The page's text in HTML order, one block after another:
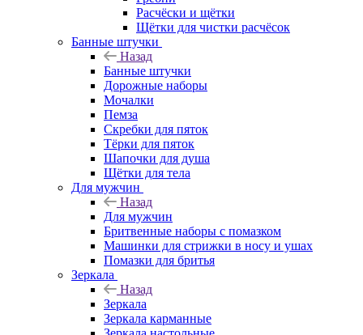
Расчёски и щётки
Щётки для чистки расчёсок
Банные штучки
Назад
Банные штучки
Дорожные наборы
Мочалки
Пемза
Скребки для пяток
Тёрки для пяток
Шапочки для душа
Щётки для тела
Для мужчин
Назад
Для мужчин
Бритвенные наборы с помазком
Машинки для стрижки в носу и ушах
Помазки для бритья
Зеркала
Назад
Зеркала
Зеркала карманные